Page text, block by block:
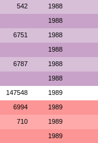
542 1988
1988
6751 1988
1988
6787 1988
1988
147548 1989
6994 1989
710 1989
1989